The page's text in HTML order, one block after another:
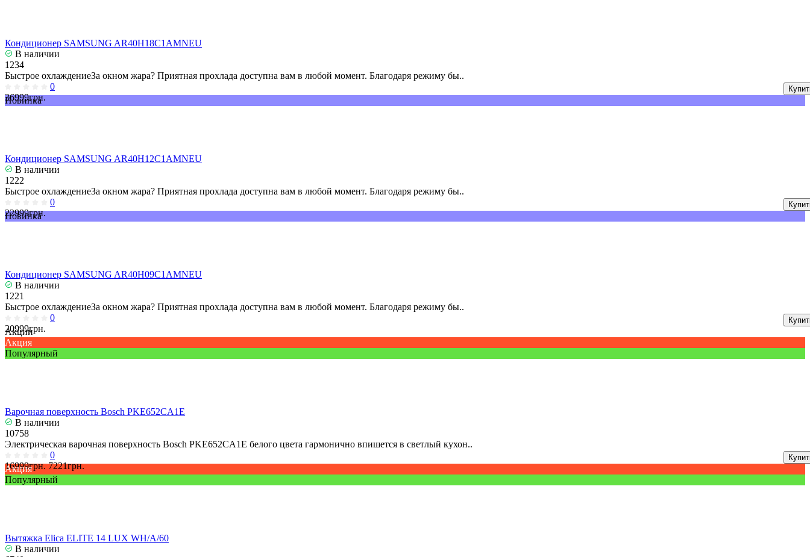
Кондиционер SAMSUNG AR40H18C1AMNEU
В наличии
1234
Быстрое охлаждениеЗа окном жара? Приятная прохлада доступна вам в любой момент. Благодаря режиму бы..
0
36999грн.
Новинка
Кондиционер SAMSUNG AR40H12C1AMNEU
В наличии
1222
Быстрое охлаждениеЗа окном жара? Приятная прохлада доступна вам в любой момент. Благодаря режиму бы..
0
22999грн.
Новинка
Кондиционер SAMSUNG AR40H09C1AMNEU
В наличии
1221
Быстрое охлаждениеЗа окном жара? Приятная прохлада доступна вам в любой момент. Благодаря режиму бы..
0
20999грн.
Акции
Акция
Популярный
Варочная поверхность Bosch PKE652CA1E
В наличии
10758
Электрическая варочная поверхность Bosch PKE652CA1E белого цвета гармонично впишется в светлый кухон..
0
16999грн. 7221грн.
Акция
Популярный
Вытяжка Elica ELITE 14 LUX WH/A/60
В наличии